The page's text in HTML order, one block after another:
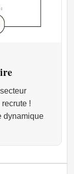
!
dynamique